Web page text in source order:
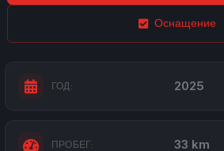
Оснащение
ГОД: 2025
ПРОБЕГ: 33 km